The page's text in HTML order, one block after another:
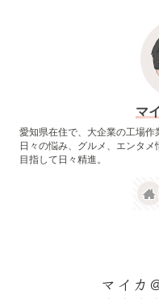
マ
愛知県在住で、大企業の工場作
日々の悩み、グルメ、エンタ
目指して日々精進。
マイカ